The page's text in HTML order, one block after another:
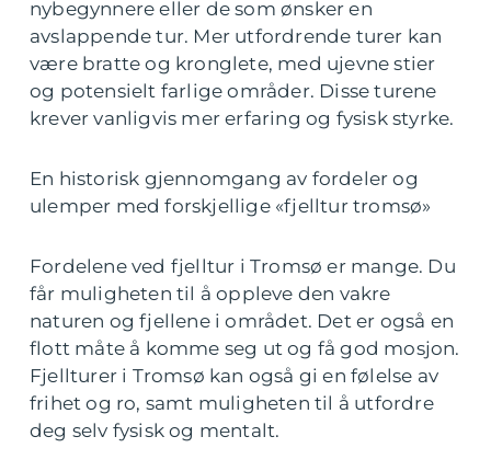
nybegynnere eller de som ønsker en
avslappende tur. Mer utfordrende turer kan
være bratte og kronglete, med ujevne stier
og potensielt farlige områder. Disse turene
krever vanligvis mer erfaring og fysisk styrke.
En historisk gjennomgang av fordeler og
ulemper med forskjellige «fjelltur tromsø»
Fordelene ved fjelltur i Tromsø er mange. Du
får muligheten til å oppleve den vakre
naturen og fjellene i området. Det er også en
flott måte å komme seg ut og få god mosjon.
Fjellturer i Tromsø kan også gi en følelse av
frihet og ro, samt muligheten til å utfordre
deg selv fysisk og mentalt.